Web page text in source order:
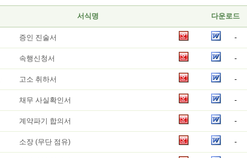
서식명 다운로드
증인 진술서 -
속행신청서 -
고소 취하서 -
채무 사실확인서 -
계약파기 합의서 -
소장 (무단 점유) -